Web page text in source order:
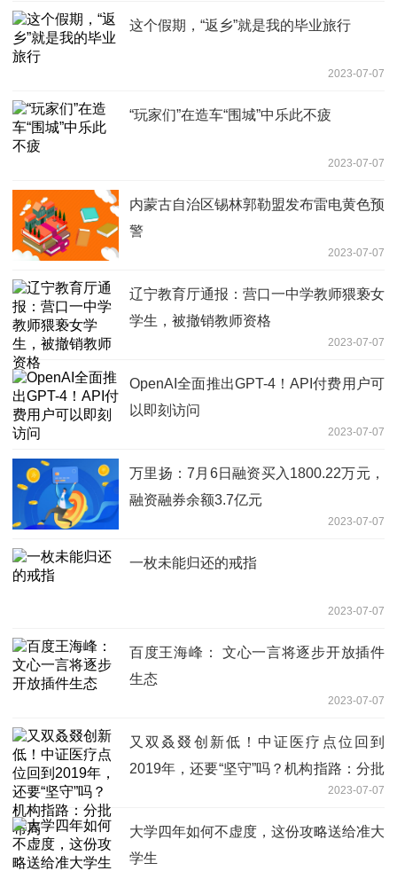
这个假期，“返乡”就是我的毕业旅行
2023-07-07
“玩家们”在造车“围城”中乐此不疲
2023-07-07
内蒙古自治区锡林郭勒盟发布雷电黄色预
警
2023-07-07
辽宁教育厅通报：营口一中学教师猥亵女
学生，被撤销教师资格
2023-07-07
OpenAI全面推出GPT-4！API付费用户可
以即刻访问
2023-07-07
万里扬：7月6日融资买入1800.22万元，
融资融券余额3.7亿元
2023-07-07
一枚未能归还的戒指
2023-07-07
百度王海峰： 文心一言将逐步开放插件
生态
2023-07-07
又双叒叕创新低！中证医疗点位回到
2019年，还要“坚守”吗？机构指路：分批
2023-07-07
大学四年如何不虚度，这份攻略送给准大
学生